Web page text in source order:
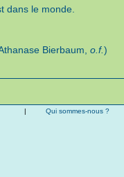
dans le monde.
Bierbaum, o.f.)
| Qui sommes-nous ?